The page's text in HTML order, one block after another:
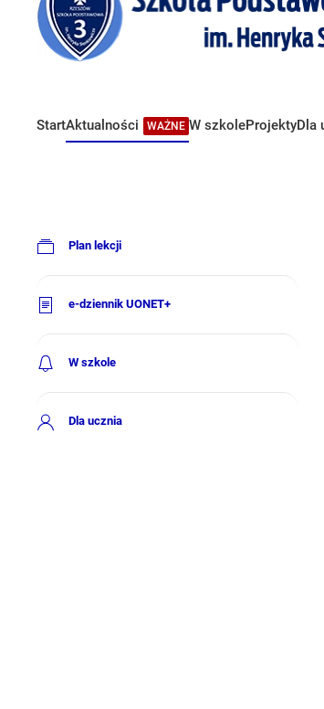
StartAktualności WAŻNE W szkoleProjektyDla
Plan lekcji
e-dziennik UONET+
W szkole
Dla ucznia